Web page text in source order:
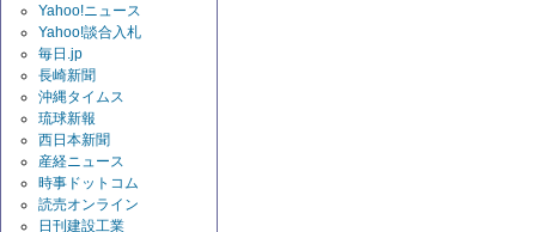
Yahoo!ニュース
Yahoo!談合入札
毎日.jp
長崎新聞
沖縄タイムス
琉球新報
西日本新聞
産経ニュース
時事ドットコム
読売オンライン
日刊建設工業